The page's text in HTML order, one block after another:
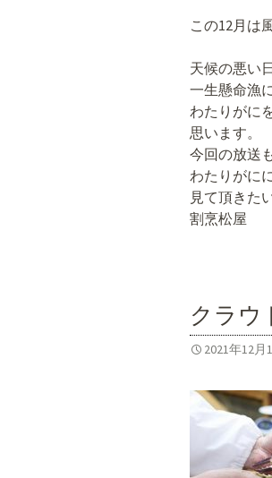
この12月は
天候の悪い
一生懸命漁
わたりがに
思います。
今回の放送
わたりがに
見て頂きた
割烹松屋
クラウ
2021年12月